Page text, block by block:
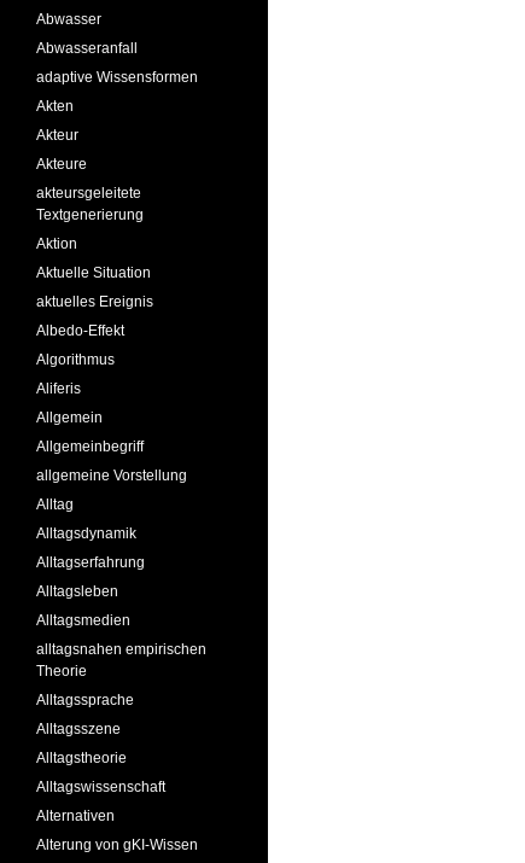
Abwasser
Abwasseranfall
adaptive Wissensformen
Akten
Akteur
Akteure
akteursgeleitete
Textgenerierung
Aktion
Aktuelle Situation
aktuelles Ereignis
Albedo-Effekt
Algorithmus
Aliferis
Allgemein
Allgemeinbegriff
allgemeine Vorstellung
Alltag
Alltagsdynamik
Alltagserfahrung
Alltagsleben
Alltagsmedien
alltagsnahen empirischen
Theorie
Alltagssprache
Alltagsszene
Alltagstheorie
Alltagswissenschaft
Alternativen
Alterung von gKI-Wissen